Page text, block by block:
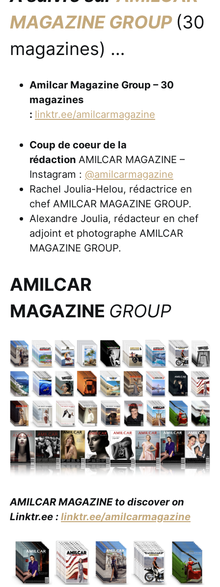
MAGAZINE GROUP (30
magazines) …
Amilcar Magazine Group – 30
magazines
: linktr.ee/amilcarmagazine
Coup de coeur de la
rédaction AMILCAR MAGAZINE –
Instagram : @amilcarmagazine
Rachel Joulia-Helou, rédactrice en
chef AMILCAR MAGAZINE GROUP.
Alexandre Joulia, rédacteur en chef
adjoint et photographe AMILCAR
MAGAZINE GROUP.
AMILCAR
MAGAZINE GROUP
AMILCAR MAGAZINE to discover on
Linktr.ee : linktr.ee/amilcarmagazine